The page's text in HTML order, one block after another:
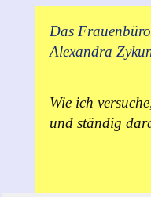
Das
Alexandra
Wie ich
und ständig